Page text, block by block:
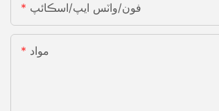
فون/واٽس ايپ/اسڪائپ
مواد